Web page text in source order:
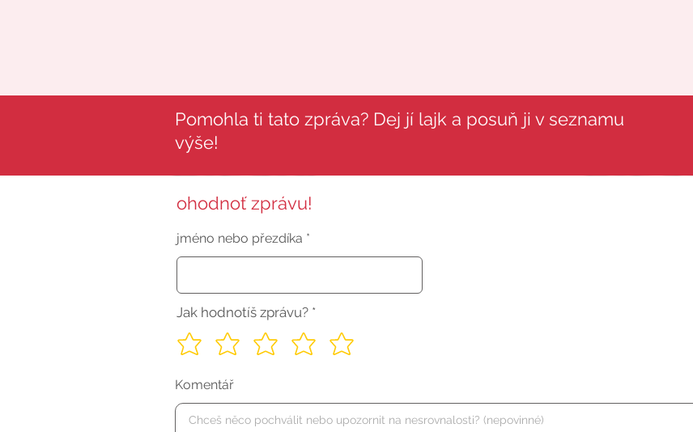
Pomohla ti tato zpráva? Dej jí lajk a posuň ji v seznamu
výše!
ohodnoť zprávu!
jméno nebo přezdíka
Jak hodnotíš zprávu?
Komentář